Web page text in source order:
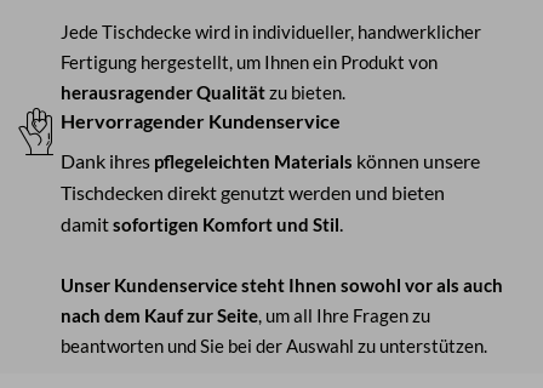
Jede Tischdecke wird in individueller, handwerklicher
Fertigung hergestellt, um Ihnen ein Produkt von
herausragender Qualitätzu bieten.
Hervorragender Kundenservice
Dank ihres pflegeleichten Materials können unsere
Tischdecken direkt genutzt werden und bieten
damitsofortigen Komfort und Stil
Unser Kundenservice steht Ihnen sowohl vor als auch
nach dem Kauf zur Seite, um all Ihre Fragen zu
beantworten und Sie bei der Auswahl zu unterstützen.